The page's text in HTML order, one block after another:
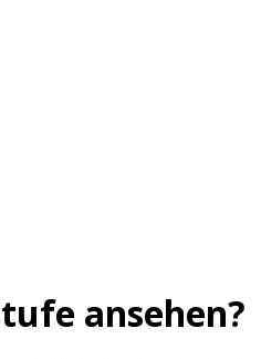
ansehen?